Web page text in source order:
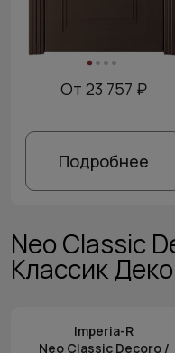
От 23 757 ₽
Подробнее
Neo Classic
Классик
Imperia-R
Neo Classic Decoro /